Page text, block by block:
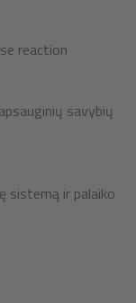
reaction
savybių
sistemą ir palaiko